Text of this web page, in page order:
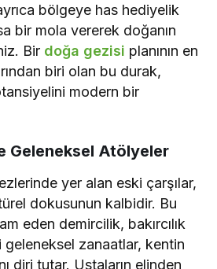
bölgeye has hediyelik
bir mola vererek doğanın
Bir doğa gezisi planının en
biri olan bu durak,
modern bir
Geleneksel Atölyeler
yer alan eski çarşılar,
dokusunun kalbidir. Bu
eden demircilik, bakırcılık
geleneksel zanaatlar, kentin
diri tutar. Ustaların elinden